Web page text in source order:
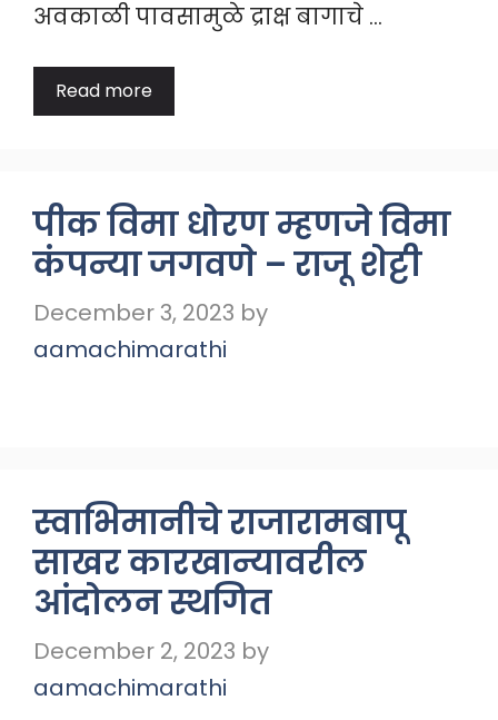
अवकाळी पावसामुळे द्राक्ष बागाचे …
Read more
पीक विमा धोरण म्हणजे विमा
कंपन्या जगवणे – राजू शेट्टी
December 3, 2023 by
aamachimarathi
स्वाभिमानीचे राजारामबापू
साखर कारखान्यावरील
आंदोलन स्थगित
December 2, 2023 by
aamachimarathi